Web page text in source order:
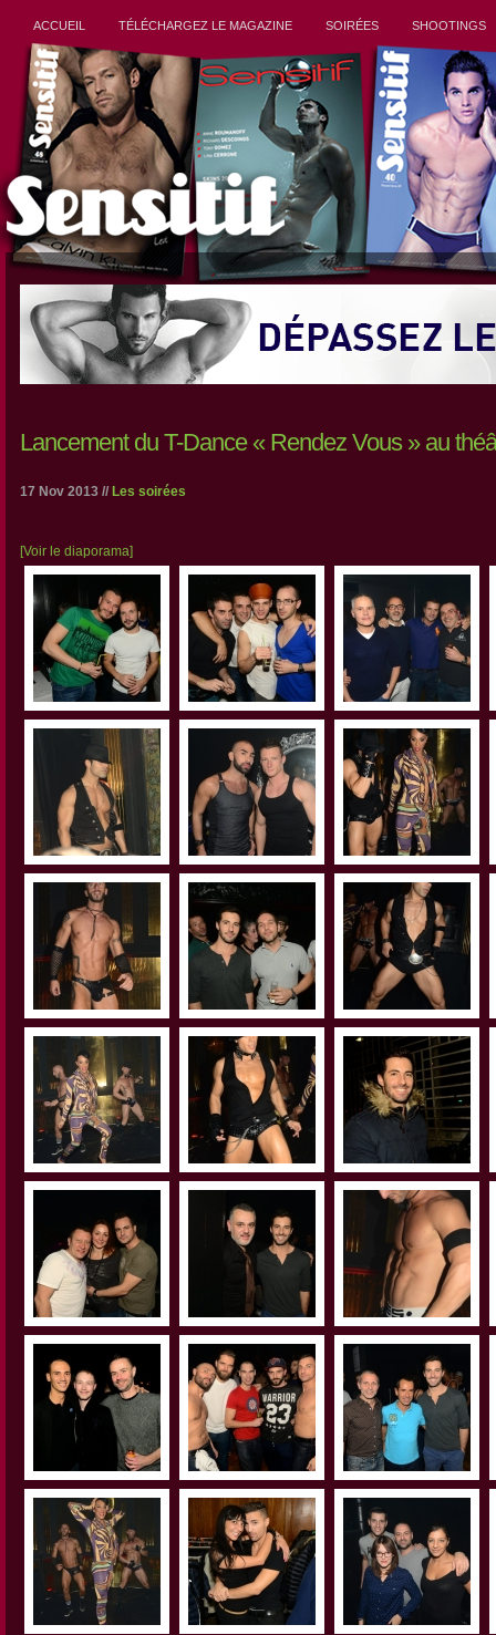
ACCUEIL TÉLÉCHARGEZ LE MAGAZINE SOIRÉES SHOOTINGS
Lancement du T-Dance « Rendez Vous » au
17 Nov 2013 // Les soirées
[Voir le diaporama]